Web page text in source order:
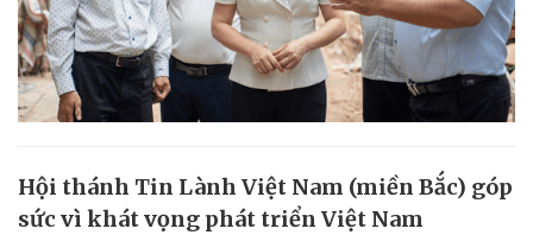
Hội thánh Tin Lành Việt Nam (miền Bắc) góp
sức vì khát vọng phát triển Việt Nam